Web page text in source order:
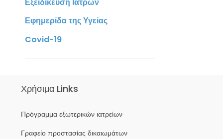
Εφημερίδα της Υγείας
Covid-19
Χρήσιμα Links
Πρόγραμμα εξωτερικών ιατρείων
Γραφείο προστασίας δικαιωμάτων